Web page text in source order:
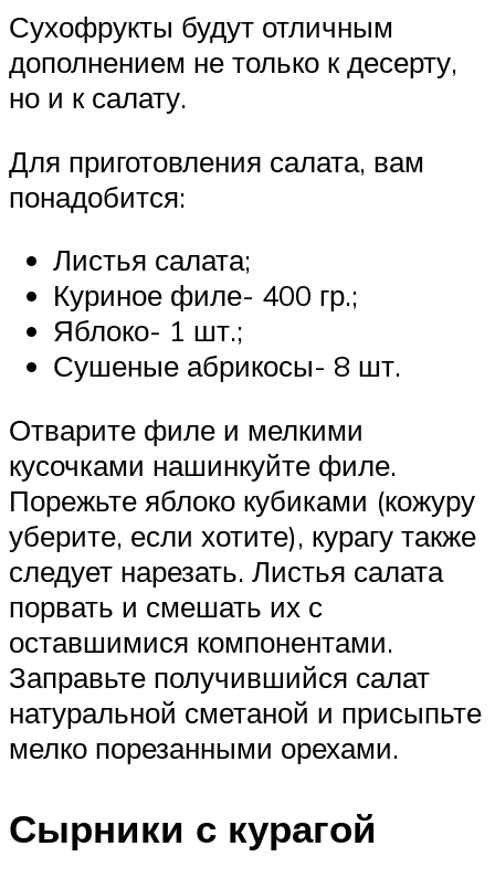
Сухофрукты будут отличным
дополнением не только к десерту,
но и к салату.
Для приготовления салата, вам
понадобится:
Листья салата;
Куриное филе- 400 гр.;
Яблоко- 1 шт.;
Сушеные абрикосы- 8 шт.
Отварите филе и мелкими
кусочками нашинкуйте филе.
Порежьте яблоко кубиками (кожуру
уберите, если хотите), курагу также
следует нарезать. Листья салата
порвать и смешать их с
оставшимися компонентами.
Заправьте получившийся салат
натуральной сметаной и присыпьте
мелко порезанными орехами.
Сырники с курагой